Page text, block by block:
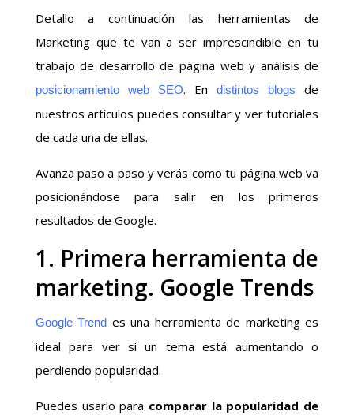
Detallo a continuación las herramientas de
Marketing que te van a ser imprescindible en tu
trabajo de desarrollo de página web y análisis de
posicionamiento web SEO. Endistintos blogs
de
nuestros artículos puedes consultar y ver tutoriales
de cada una de ellas.
Avanza paso a paso y verás como tu página web va
posicionándose para salir en los primeros
resultados de Google.
1. Primera herramienta de
marketing. Google Trends
Google Trend es una herramienta de marketing es
ideal para ver si un tema está aumentando o
perdiendo popularidad.
Puedes usarlo para comparar la popularidad de